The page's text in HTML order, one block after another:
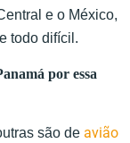
e o México,
todo difícil.
por essa
são de avião